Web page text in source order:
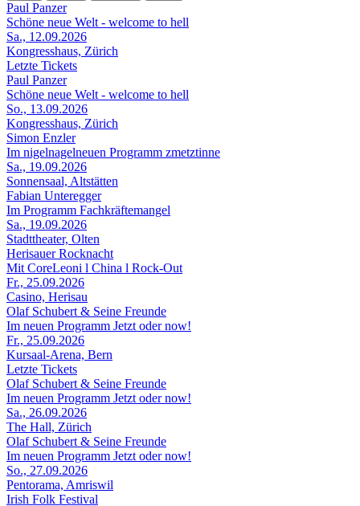
Paul Panzer
Schöne neue Welt - welcome to hell
Sa., 12.09.2026
Kongresshaus, Zürich
Letzte Tickets
Paul Panzer
Schöne neue Welt - welcome to hell
So., 13.09.2026
Kongresshaus, Zürich
Simon Enzler
Im nigelnagelneuen Programm zmetztinne
Sa., 19.09.2026
Sonnensaal, Altstätten
Fabian Unteregger
Im Programm Fachkräftemangel
Sa., 19.09.2026
Stadttheater, Olten
Herisauer Rocknacht
Mit CoreLeoni l China l Rock-Out
Fr., 25.09.2026
Casino, Herisau
Olaf Schubert & Seine Freunde
Im neuen Programm Jetzt oder now!
Fr., 25.09.2026
Kursaal-Arena, Bern
Letzte Tickets
Olaf Schubert & Seine Freunde
Im neuen Programm Jetzt oder now!
Sa., 26.09.2026
The Hall, Zürich
Olaf Schubert & Seine Freunde
Im neuen Programm Jetzt oder now!
So., 27.09.2026
Pentorama, Amriswil
Irish Folk Festival